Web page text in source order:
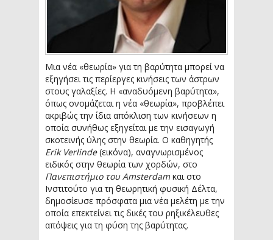
Μια νέα «θεωρία» για τη βαρύτητα μπορεί να
εξηγήσει τις περίεργες κινήσεις των άστρων
στους γαλαξίες. Η «αναδυόμενη βαρύτητα»,
όπως ονομάζεται η νέα «θεωρία», προβλέπει
ακριβώς την ίδια απόκλιση των κινήσεων η
οποία συνήθως εξηγείται με την εισαγωγή
σκοτεινής ύλης στην θεωρία. Ο καθηγητής
Erik Verlinde(εικόνα), αναγνωρισμένος
ειδικός στην θεωρία των χορδών, στο
Πανεπιστήμιο του Amsterdamκαι στο
Ινστιτούτο για τη θεωρητική φυσική Δέλτα,
δημοσίευσε πρόσφατα μια νέα μελέτη με την
οποία επεκτείνει τις δικές του ρηξικέλευθες
απόψεις για τη φύση της βαρύτητας.